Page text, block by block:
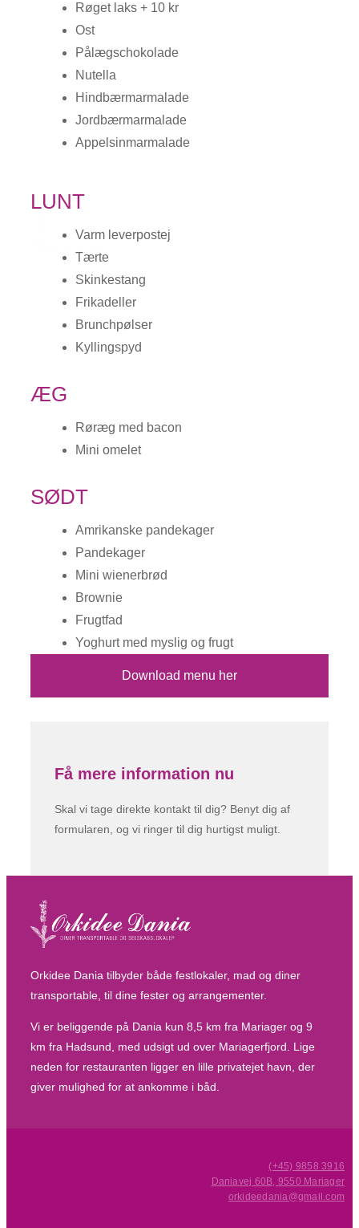
Røget laks + 10 kr
Ost
Pålægschokolade
Nutella
Hindbærmarmalade
Jordbærmarmalade
Appelsinmarmalade
LUNT
Varm leverpostej
Tærte
Skinkestang
Frikadeller
Brunchpølser
Kyllingspyd
ÆG
Røræg med bacon
Mini omelet
SØDT
Amrikanske pandekager
Pandekager
Mini wienerbrød
Brownie
Frugtfad
Yoghurt med myslig og frugt
Download menu her
Få mere information nu
Skal vi tage direkte kontakt til dig? Benyt dig af
formularen, og vi ringer til dig hurtigst muligt.
Orkidee Dania tilbyder både festlokaler, mad og diner
transportable, til dine fester og arrangementer.
Vi er beliggende på Dania kun 8,5 km fra Mariager og 9
km fra Hadsund, med udsigt ud over Mariagerfjord. Lige
neden for restauranten ligger en lille privatejet havn, der
giver mulighed for at ankomme i båd.
(+45) 9858 3916
Daniavej 60B, 9550 Mariager
orkideedania@gmail.com